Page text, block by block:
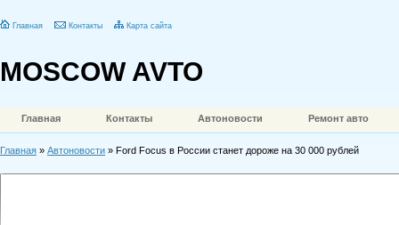
Главная Контакты Карта сайта
MOSCOW AVTO
Главная Контакты Автоновости Ремонт авто
Главная » Автоновости » Ford Focus в России станет дороже на 30 000 рублей